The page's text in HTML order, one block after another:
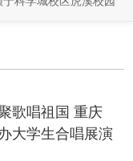
歌唱祖国 重庆
大学生合唱展演